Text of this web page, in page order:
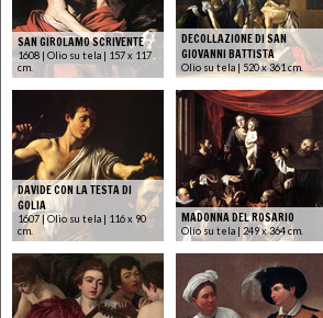
SAN GIROLAMO SCRIVENTE
1608 | Olio su tela | 157 x 117
cm.
DECOLLAZIONE DI SAN
GIOVANNI BATTISTA
Olio su tela | 520 x 361 cm.
DAVIDE CON LA TESTA DI
GOLIA
1607 | Olio su tela | 116 x 90
cm.
MADONNA DEL ROSARIO
Olio su tela | 249 x 364 cm.